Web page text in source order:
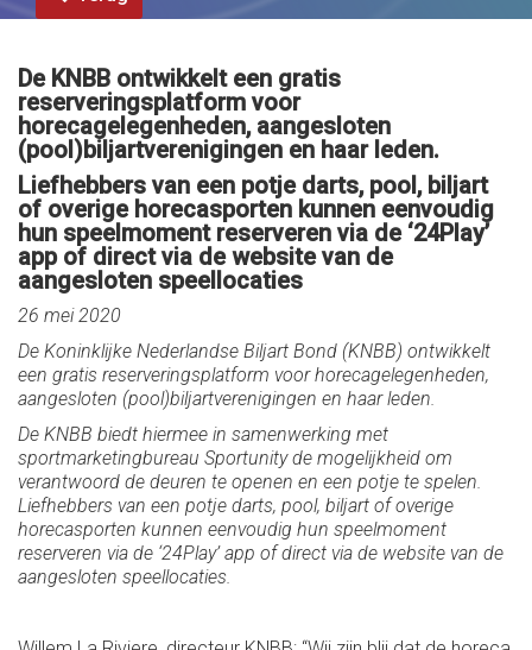
De KNBB ontwikkelt een gratis
reserveringsplatform voor
horecagelegenheden, aangesloten
(pool)biljartverenigingen en haar leden.
Liefhebbers van een potje darts, pool, biljart
of overige horecasporten kunnen eenvoudig
hun speelmoment reserveren via de ‘24Play’
app of direct via de website van de
aangesloten speellocaties
26 mei 2020
De Koninklijke Nederlandse Biljart Bond (KNBB) ontwikkelt
een gratis reserveringsplatform voor horecagelegenheden,
aangesloten (pool)biljartverenigingen en haar leden.
De KNBB biedt hiermee in samenwerking met
sportmarketingbureau Sportunity de mogelijkheid om
verantwoord de deuren te openen en een potje te spelen.
Liefhebbers van een potje darts, pool, biljart of overige
horecasporten kunnen eenvoudig hun speelmoment
reserveren via de ‘24Play’ app of direct via de website van de
aangesloten speellocaties.